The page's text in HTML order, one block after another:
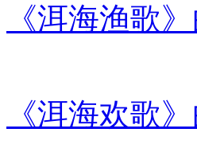
《洱海渔歌
《洱海欢歌